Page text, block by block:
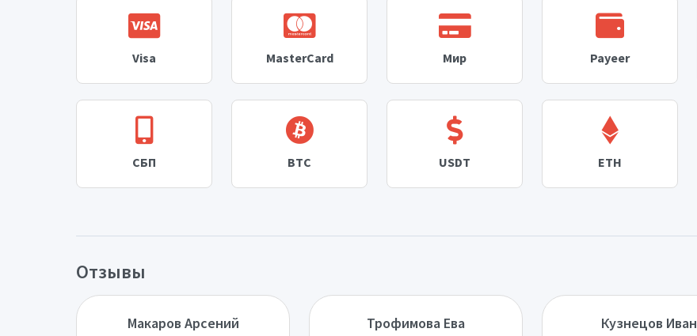
Visa MasterCard Мир Payeer
СБП BTC USDT ETH
Отзывы
Макаров Арсений Трофимова Ева Кузнецов Иван